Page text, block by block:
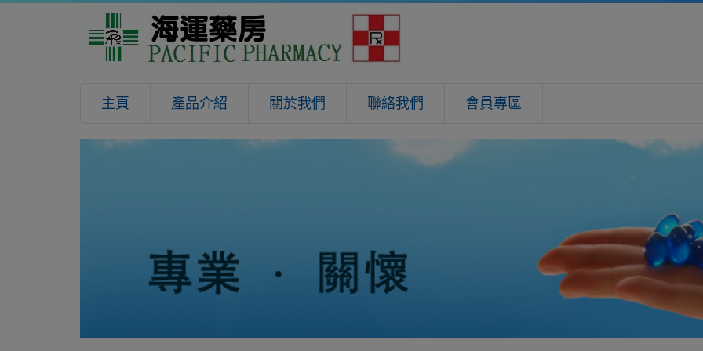
主頁 產品介紹 關於我們 聯絡我們 會員專區